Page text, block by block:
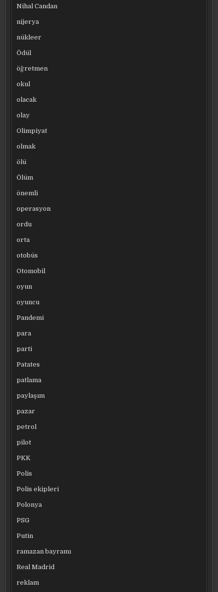
Nihal Candan
nijerya
nükleer
Ödül
öğretmen
okul
olacak
olay
Olimpiyat
olmak
ölü
Ölüm
önemli
operasyon
ordu
orta
otobüs
Otomobil
oyun
oyuncu
Pandemi
para
parti
Patates
patlama
paylaşım
pazar
petrol
pilot
PKK
Polis
Polis ekipleri
Polonya
PSG
Putin
ramazan bayramı
Real Madrid
reklam